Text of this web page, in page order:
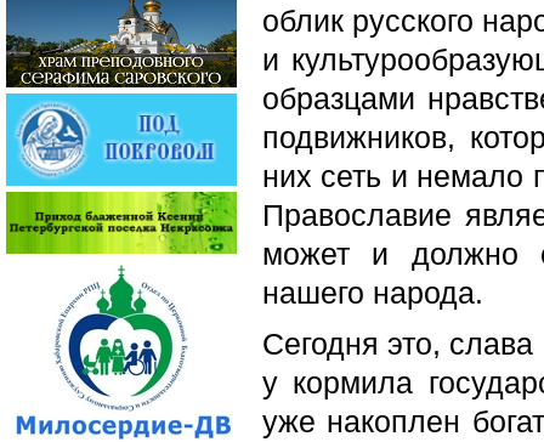
облик русского
и
образцами
подвижников,
них сеть и немало
Православие
может и должно
нашего народа.
Сегодня это,
у кормила
уже накоплен